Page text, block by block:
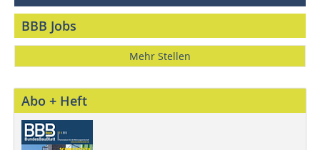
BBB Jobs
Mehr Stellen
Abo + Heft